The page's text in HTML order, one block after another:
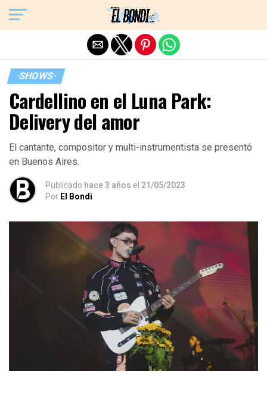
·SHOWS·
Cardellino en el Luna Park:
Delivery del amor
El cantante, compositor y multi-instrumentista se presentó
en Buenos Aires.
Publicado hace 3 años el 21/05/2023
Por El Bondi
Exit mobile version